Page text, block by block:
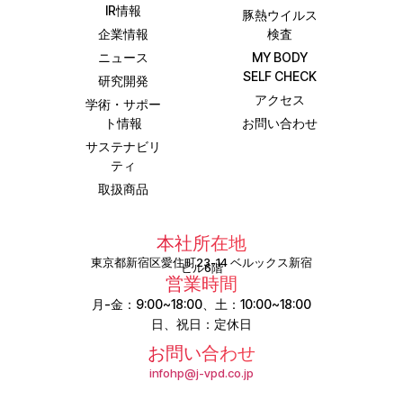
IR情報
企業情報
ニュース
研究開発
学術・サポー
ト情報
サステナビリ
ティ
取扱商品
豚熱ウイルス
検査
MY BODY
SELF CHECK
アクセス
お問い合わせ
本社所在地
東京都新宿区愛住町23-14 ベルックス新宿
ビル6階
営業時間
月-金：9:00~18:00、土：10:00~18:00
日、祝日：定休日
お問い合わせ
infohp@j-vpd.co.jp